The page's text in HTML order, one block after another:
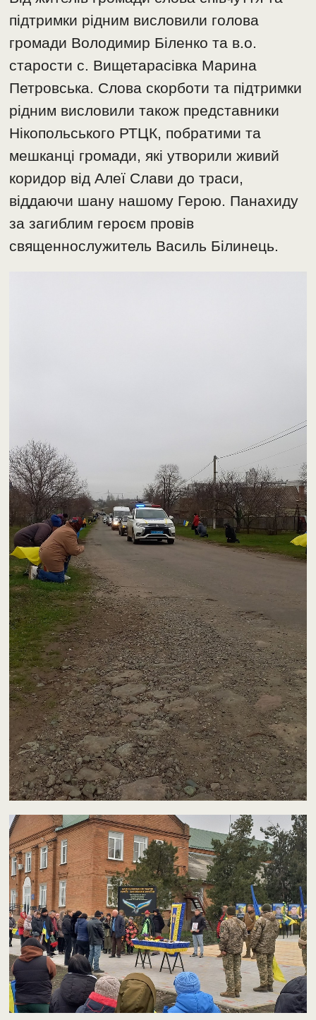
підтримки рідним висловили голова
громади Володимир Біленко та в.о.
старости с. Вищетарасівка Марина
Петровська. Слова скорботи та підтримки
рідним висловили також представники
Нікопольського РТЦК, побратими та
мешканці громади, які утворили живий
коридор від Алеї Слави до траси,
віддаючи шану нашому Герою. Панахиду
за загиблим героєм провів
священнослужитель Василь Білинець.